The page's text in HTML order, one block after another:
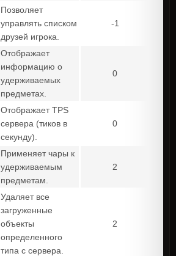
Позволяет
управлять списком
друзей игрока.
-1
Отображает
информацию о
удерживаемых
предметах.
0
Отображает TPS
сервера (тиков в
секунду).
0
Применяет чары к
удерживаемым
предметам.
2
Удаляет все
загруженные
объекты
определенного
типа с сервера.
2